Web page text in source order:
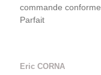
commande conforme
Parfait
Eric CORNA